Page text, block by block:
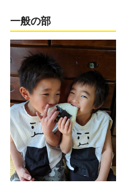
一般の部